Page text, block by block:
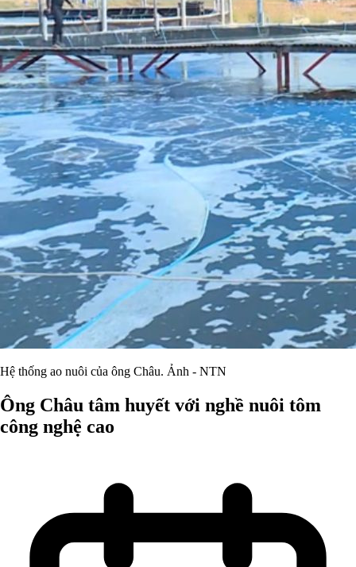
Hệ thống ao nuôi của ông Châu. Ảnh - NTN
Ông Châu tâm huyết với nghề nuôi tôm
công nghệ cao